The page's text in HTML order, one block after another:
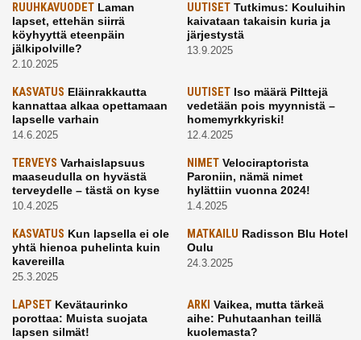
RUUHKAVUODET Laman
lapset, ettehän siirrä
köyhyyttä eteenpäin
jälkipolville?
2.10.2025
UUTISETTutkimus: Kouluihin
kaivataan takaisin kuria ja
järjestystä
13.9.2025
KASVATUS Eläinrakkautta
kannattaa alkaa opettamaan
lapselle varhain
14.6.2025
UUTISETIso määrä Pilttejä
vedetään pois myynnistä –
homemyrkkyriski!
12.4.2025
TERVEYS Varhaislapsuus
maaseudulla on hyvästä
terveydelle – tästä on kyse
10.4.2025
NIMETVelociraptorista
Paroniin, nämä nimet
hylättiin vuonna 2024!
1.4.2025
KASVATUS Kun lapsella ei ole
yhtä hienoa puhelinta kuin
kavereilla
25.3.2025
MATKAILU Radisson Blu Hotel
Oulu
24.3.2025
LAPSET Kevätaurinko
porottaa: Muista suojata
lapsen silmät!
ARKI Vaikea, mutta tärkeä
aihe: Puhutaanhan teillä
kuolemasta?